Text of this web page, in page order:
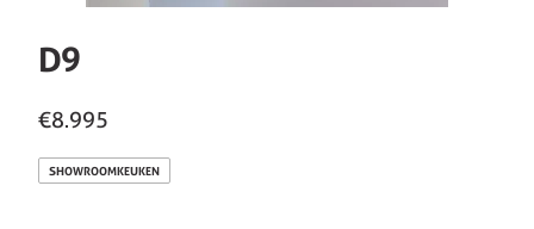
D9
€8.995
SHOWROOMKEUKEN